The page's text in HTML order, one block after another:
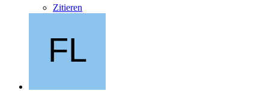
Zitieren